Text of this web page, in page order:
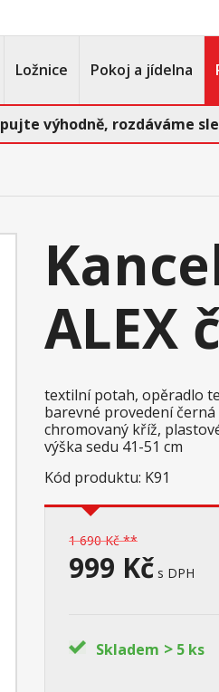
Ložnice Pokoj a jídelna
výhodně, rozdáváme
ALEX
textilní potah, opěradlo
barevné provedení černá
chromovaný kříž,
výška sedu 41-51 cm
Kód produktu: K91
1 690 Kč **
999 Kč s DPH
Skladem > 5 ks